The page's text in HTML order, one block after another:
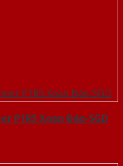
P1R5 Xoan Đào-SGD